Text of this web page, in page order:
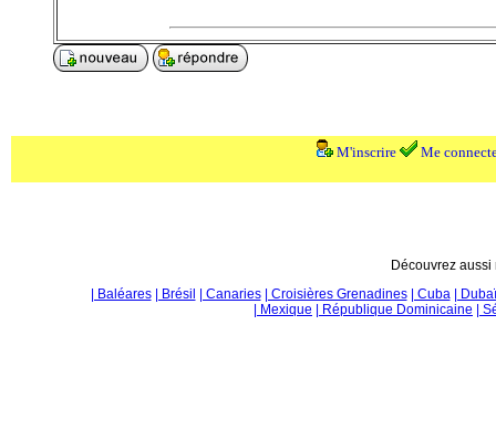
M'inscrire Me
Découvrez
| Baléares
| Brésil | Canaries | Croisières Grenadines | Cuba
| Dubaï
| Mexique
| République Dominicaine |